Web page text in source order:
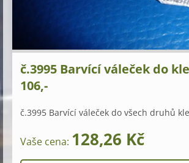
č.3995 Barvící váleček do
106,-
č.3995 Barvící váleček do všech druhů
Vaše cena: 128,26 Kč